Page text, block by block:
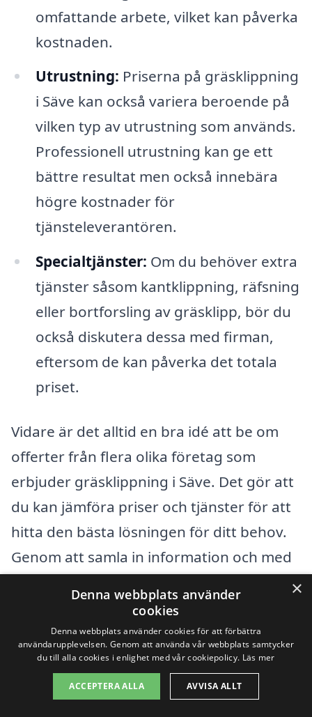
omfattande arbete, vilket kan påverka
kostnaden.
Utrustning: Priserna på gräsklippning
i Säve kan också variera beroende på
vilken typ av utrustning som används.
Professionell utrustning kan ge ett
bättre resultat men också innebära
högre kostnader för
tjänsteleverantören.
Specialtjänster: Om du behöver extra
tjänster såsom kantklippning, räfsning
eller bortforsling av gräsklipp, bör du
också diskutera dessa med firman,
eftersom de kan påverka det totala
priset.
Vidare är det alltid en bra idé att be om
offerter från flera olika företag som
erbjuder gräsklippning i Säve. Det gör att
du kan jämföra priser och tjänster för att
hitta den bästa lösningen för ditt behov.
Genom att samla in information och med
ett informerat beslut och få en
gräsklippning som uppfyller dina
förväntningar, utan att spräcka budgeten.
×
Denna webbplats använder
cookies
Denna webbplats använder cookies för att förbättra
användarupplevelsen. Genom att använda vår webbplats samtycker
du till alla cookies i enlighet med vår cookiepolicy. Läs mer
ACCEPTERA ALLA AVVISA ALLT